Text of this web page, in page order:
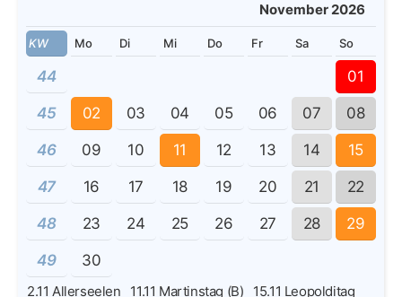
November 2026
KW Mo Di Mi Do Fr Sa So
44 01
45 02 03 04 05 06 07 08
46 09 10 11 12 13 14 15
47 16 17 18 19 20 21 22
48 23 24 25 26 27 28 29
49 30
2.11 Allerseelen 11.11 Martinstag (B) 15.11 Leopolditag